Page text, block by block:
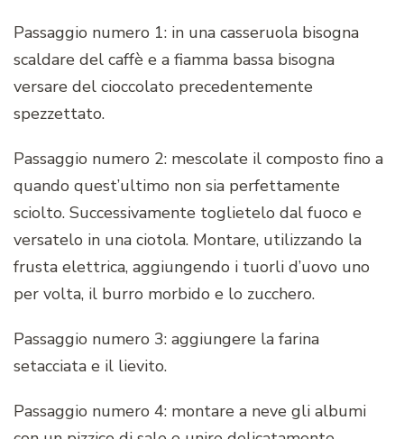
Passaggio numero 1: in una casseruola bisogna
scaldare del caffè e a fiamma bassa bisogna
versare del cioccolato precedentemente
spezzettato.
Passaggio numero 2: mescolate il composto fino a
quando quest’ultimo non sia perfettamente
sciolto. Successivamente toglietelo dal fuoco e
versatelo in una ciotola. Montare, utilizzando la
frusta elettrica, aggiungendo i tuorli d’uovo uno
per volta, il burro morbido e lo zucchero.
Passaggio numero 3: aggiungere la farina
setacciata e il lievito.
Passaggio numero 4: montare a neve gli albumi